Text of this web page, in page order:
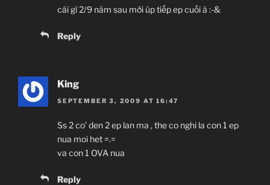
cái gì 2/9 năm sau mới úp tiếp ep cuối á :-&
Reply
King
SEPTEMBER 3, 2009 AT 16:47
Ss 2 co’ den 2 ep lan ma , the co nghi la con 1 ep
nua moi het =.=
va con 1 OVA nua
Reply